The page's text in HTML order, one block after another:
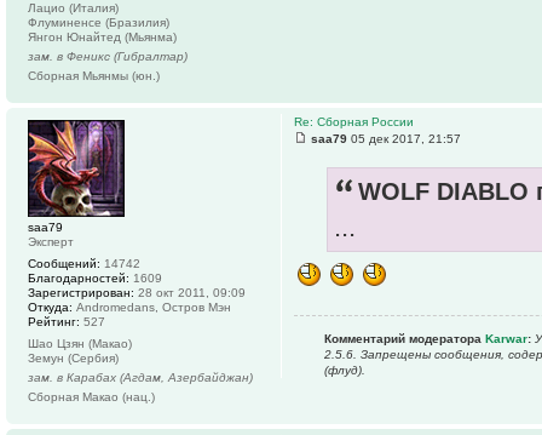
Лацио (Италия)
Флуминенсе (Бразилия)
Янгон Юнайтед (Мьянма)
зам. в Феникс (Гибралтар)
Сборная Мьянмы (юн.)
Re: Сборная России
saa79 05 дек 2017, 21:57
WOLF DIABLO
...
Комментарий модератора Karwar:
2.5.6. Запрещены сообщения,
(флуд).
saa79
Эксперт
Сообщений: 14742
Благодарностей: 1609
Зарегистрирован: 28 окт 2011, 09:09
Откуда: Andromedans, Остров Мэн
Рейтинг: 527
Шао Цзян (Макао)
Земун (Сербия)
зам. в Карабах (Агдам, Азербайджан)
Сборная Макао (нац.)